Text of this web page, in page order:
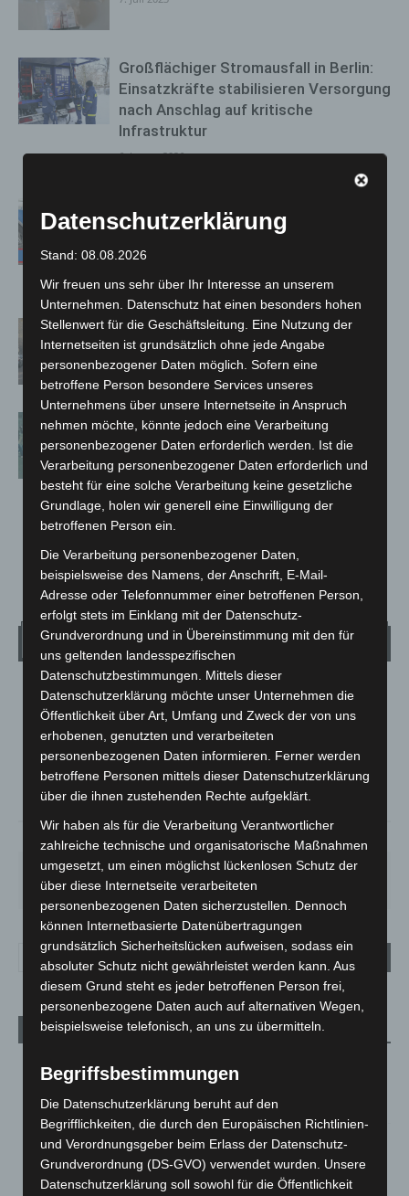
Großflächiger Stromausfall in Berlin:
Einsatzkräfte stabilisieren Versorgung
nach Anschlag auf kritische
Infrastruktur
6. Januar 2026
Hannover: Polizei sucht Zeugen nach
tödlicher Auseinandersetzung im
Hauptbahnhof
PKW brennt auf Gelände eines
Autoverwerters
23. November 2022
Aus fünf Metern Höhe: Männer
bewerfen Bundespolizisten und
Fahrzeuge – Festnahme
31. Januar 2022
1 2 3
Wetter
LANGENHAGEN
Klarer Himmel
24.3°C
°
SA.
27°
SO.
34°
MO.
26°
DI. MI.
Aktuelle Beiträge
Kunst trifft Weingenuss: Barbara-Susann Mehring zeigt ihre
Werke im Jacques’ Wein-Depot Isernhagen
8. August 2026
A2: Zweite Turbobaustelle startet zwischen Hannover-West
und Bothfeld
8. August 2026
Datenschutzerklärung
Stand: 08.08.2026
Wir freuen uns sehr über Ihr Interesse an unserem
Unternehmen. Datenschutz hat einen besonders hohen
Stellenwert für die Geschäftsleitung. Eine Nutzung der
Internetseiten ist grundsätzlich ohne jede Angabe
personenbezogener Daten möglich. Sofern eine
betroffene Person besondere Services unseres
Unternehmens über unsere Internetseite in Anspruch
nehmen möchte, könnte jedoch eine Verarbeitung
personenbezogener Daten erforderlich werden. Ist die
Verarbeitung personenbezogener Daten erforderlich und
besteht für eine solche Verarbeitung keine gesetzliche
Grundlage, holen wir generell eine Einwilligung der
betroffenen Person ein.
Die Verarbeitung personenbezogener Daten,
beispielsweise des Namens, der Anschrift, E-Mail-
Adresse oder Telefonnummer einer betroffenen Person,
erfolgt stets im Einklang mit der Datenschutz-
Grundverordnung und in Übereinstimmung mit den für
uns geltenden landesspezifischen
Datenschutzbestimmungen. Mittels dieser
Datenschutzerklärung möchte unser Unternehmen die
Öffentlichkeit über Art, Umfang und Zweck der von uns
erhobenen, genutzten und verarbeiteten
personenbezogenen Daten informieren. Ferner werden
betroffene Personen mittels dieser Datenschutzerklärung
über die ihnen zustehenden Rechte aufgeklärt.
Wir haben als für die Verarbeitung Verantwortlicher
zahlreiche technische und organisatorische Maßnahmen
umgesetzt, um einen möglichst lückenlosen Schutz der
über diese Internetseite verarbeiteten
personenbezogenen Daten sicherzustellen. Dennoch
können Internetbasierte Datenübertragungen
grundsätzlich Sicherheitslücken aufweisen, sodass ein
absoluter Schutz nicht gewährleistet werden kann. Aus
diesem Grund steht es jeder betroffenen Person frei,
personenbezogene Daten auch auf alternativen Wegen,
beispielsweise telefonisch, an uns zu übermitteln.
Begriffsbestimmungen
Die Datenschutzerklärung beruht auf den
Begrifflichkeiten, die durch den Europäischen Richtlinien-
und Verordnungsgeber beim Erlass der Datenschutz-
Grundverordnung (DS-GVO) verwendet wurden. Unsere
Datenschutzerklärung soll sowohl für die Öffentlichkeit